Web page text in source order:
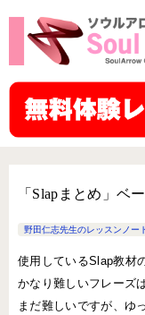
「Slapまとめ」ベ
野田仁志先生のレッスンノー
使用しているSlap教材
かなり難しいフレーズ
まだ難しいですが、ゆ